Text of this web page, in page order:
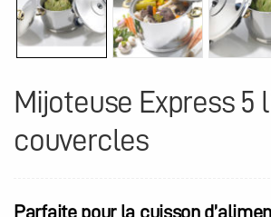
Mijoteuse Express 5
couvercles
Parfaite pour la cuisson